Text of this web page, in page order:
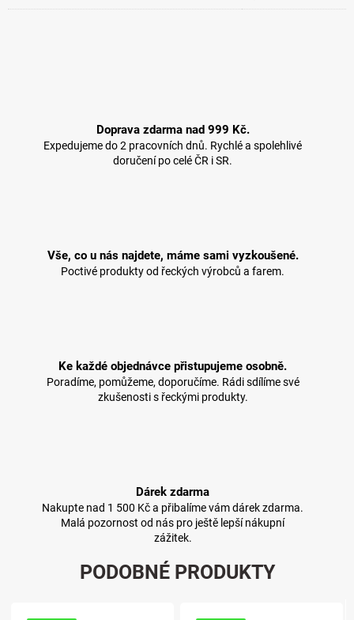
Doprava zdarma nad 999 Kč.
Expedujeme do 2 pracovních dnů. Rychlé a spolehlivé
doručení po celé ČR i SR.
Vše, co u nás najdete, máme sami vyzkoušené.
Poctivé produkty od řeckých výrobců a farem.
Ke každé objednávce přistupujeme osobně.
Poradíme, pomůžeme, doporučíme. Rádi sdílíme své
zkušenosti s řeckými produkty.
Dárek zdarma
Nakupte nad 1 500 Kč a přibalíme vám dárek zdarma.
Malá pozornost od nás pro ještě lepší nákupní
zážitek.
PODOBNÉ PRODUKTY